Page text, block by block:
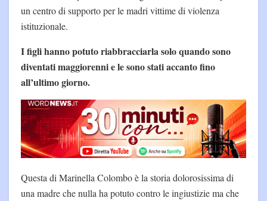
un centro di supporto per le madri vittime di violenza
istituzionale.
I figli hanno potuto riabbracciarla solo quando sono
diventati maggiorenni e le sono stati accanto fino
all’ultimo giorno.
Questa di Marinella Colombo è la storia dolorosissima di
una madre che nulla ha potuto contro le ingiustizie ma che